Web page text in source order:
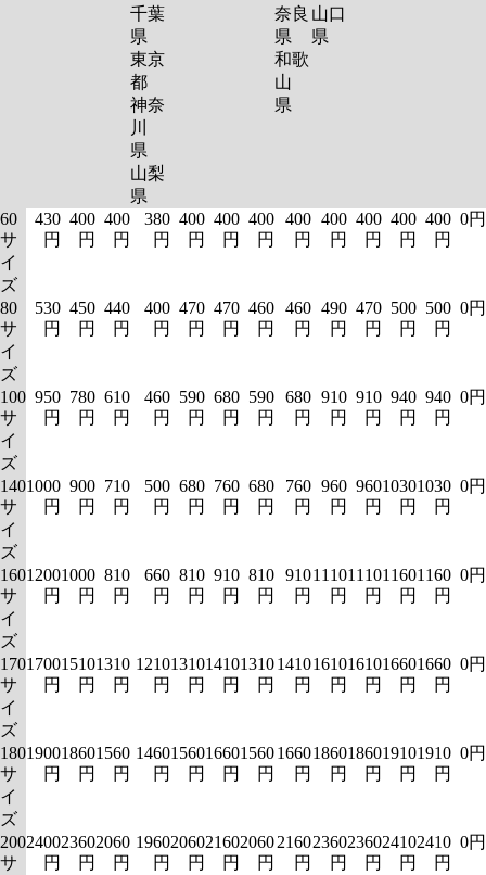
千葉
県
東京
都
神奈
川
県
山梨
県
奈良
県
和歌
山
県
山口
県
60
サ
イ
ズ
430
円
400
円
400
円
380
円
400
円
400
円
400
円
400
円
400
円
400
円
400
円
400
円
0円
80
サ
イ
ズ
530
円
450
円
440
円
400
円
470
円
470
円
460
円
460
円
490
円
470
円
500
円
500
円
0円
100
サ
イ
ズ
950
円
780
円
610
円
460
円
590
円
680
円
590
円
680
円
910
円
910
円
940
円
940
円
0円
140
サ
イ
ズ
1000
円
900
円
710
円
500
円
680
円
760
円
680
円
760
円
960
円
960
円
1030
円
1030
円
0円
160
サ
イ
ズ
1200
円
1000
円
810
円
660
円
810
円
910
円
810
円
910
円
1110
円
1110
円
1160
円
1160
円
0円
170
サ
イ
ズ
1700
円
1510
円
1310
円
1210
円
1310
円
1410
円
1310
円
1410
円
1610
円
1610
円
1660
円
1660
円
0円
180
サ
イ
ズ
1900
円
1860
円
1560
円
1460
円
1560
円
1660
円
1560
円
1660
円
1860
円
1860
円
1910
円
1910
円
0円
200
サ
2400
円
2360
円
2060
円
1960
円
2060
円
2160
円
2060
円
2160
円
2360
円
2360
円
2410
円
2410
円
0円